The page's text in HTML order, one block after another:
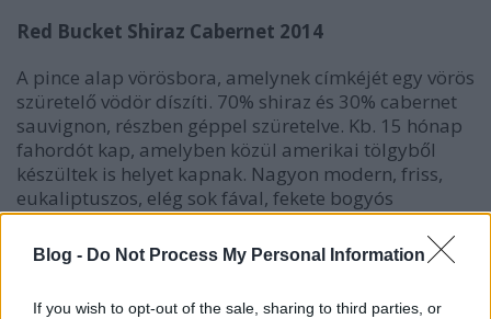
Blog - Do Not Process My Personal Information
If you wish to opt-out of the sale, sharing to third parties, or
Red Bucket Shiraz Cabernet 2014
A pince alap vörösbora, amelynek címkéjét egy vörös
szüretelő vödör díszíti. 70% shiraz és 30% cabernet
sauvignon, részben géppel szüretelve. Kb. 15 hónap
fahordót kap, amelyben közül amerikai tölgyből
készültek is helyet kapnak. Nagyon modern, friss,
eukaliptuszos, elég sok fával, fekete bogyós
gyümölcsökkel és édes lekvárjaikkal, picit
emelkedett alkohollal. A fa még nem épült be, az
utóízben egyelőre külön áll. A tannin jó állagú és